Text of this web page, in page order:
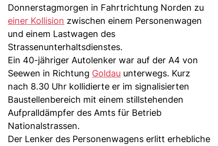
Donnerstagmorgen in Fahrtrichtung Norden zu
einer Kollision zwischen einem Personenwagen
und einem Lastwagen des
Strassenunterhaltsdienstes.
Ein 40-jähriger Autolenker war auf der A4 von
Seewen in Richtung Goldau unterwegs. Kurz
nach 8.30 Uhr kollidierte er im signalisierten
Baustellenbereich mit einem stillstehenden
Aufpralldämpfer des Amts für Betrieb
Nationalstrassen.
Der Lenker des Personenwagens erlitt erhebliche